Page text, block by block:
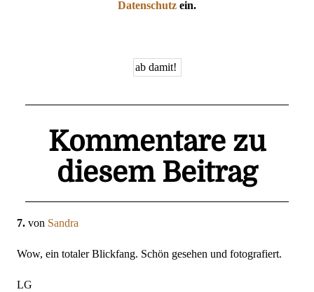
Datenschutz ein.
Kommentare zu
diesem Beitrag
7. von Sandra
Wow, ein totaler Blickfang. Schön gesehen und fotografiert.
LG